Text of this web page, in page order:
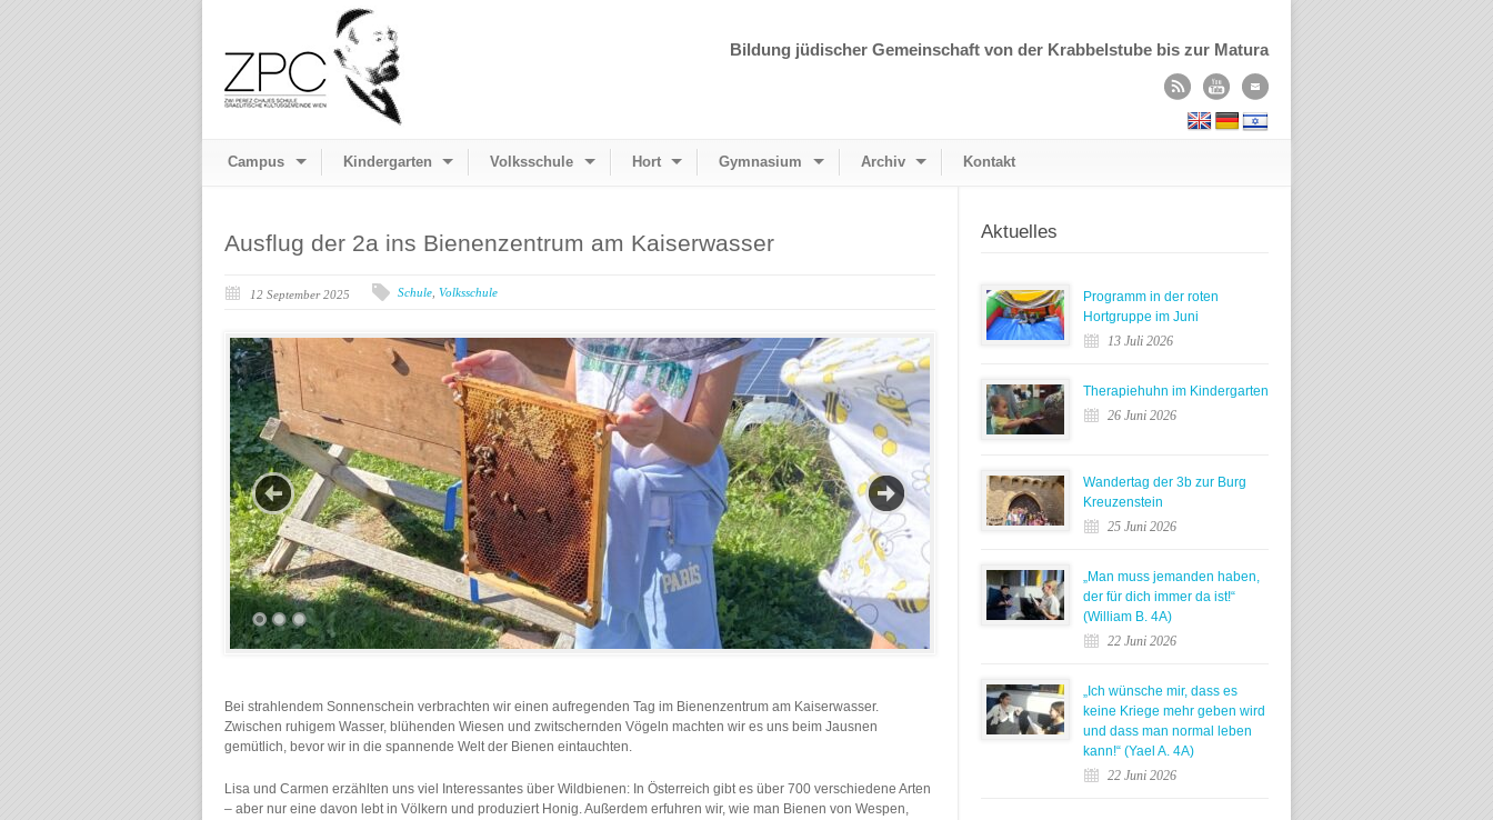
Bildung jüdischer Gemeinschaft von der Krabbelstube bis zur Matura
Campus Kindergarten Volksschule Hort Gymnasium Archiv Kontakt
Ausflug der 2a ins Bienenzentrum am Kaiserwasser
12 September 2025 Schule Volksschule
Bei strahlendem Sonnenschein verbrachten wir einen aufregenden Tag im Bienenzentrum am Kaiserwasser.
Zwischen ruhigem Wasser, blühenden Wiesen und zwitschernden Vögeln machten wir es uns beim Jausnen
gemütlich, bevor wir in die spannende Welt der Bienen eintauchten.
Lisa und Carmen erzählten uns viel Interessantes über Wildbienen: In Österreich gibt es über 700 verschiedene Arten
– aber nur eine davon lebt in Völkern und produziert Honig. Außerdem erfuhren wir, wie man Bienen von Wespen,
Aktuelles
Programm in der roten
Hortgruppe im Juni
13 Juli 2026
Therapiehuhn im Kindergarten
26 Juni 2026
Wandertag der 3b zur Burg
Kreuzenstein
25 Juni 2026
„Man muss jemanden haben,
der für dich immer da ist!“
(William B. 4A)
22 Juni 2026
„Ich wünsche mir, dass es
keine Kriege mehr geben wird
und dass man normal leben
kann!“ (Yael A. 4A)
22 Juni 2026